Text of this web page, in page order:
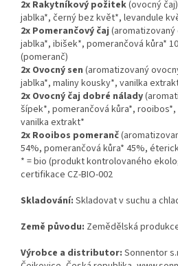
2x Rakytníkový požitek(ovocný
jablka*, černý bez květ*, levandule
2x Pomerančový čaj
jablka*, ibišek*, pomerančová kůra*
(pomeranč)
2x Ovocný sen (aromatizovaný
jablka*, maliny kousky*, vanilka
2x Ovocný čaj dobré nálady
šípek*, pomerančová kůra*,
vanilka extrakt*
2x Rooibos pomeranč
54%, pomerančová kůra* 45%,
* = bio (produkt kontrolovaného
certifikace CZ-BIO-002
Skladování: Skladovat v suchu a
Země původu: Zemědělská
Výrobce a distributor: Sonnentor